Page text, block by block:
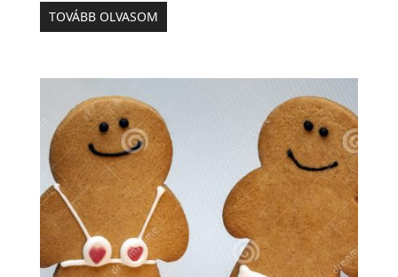
TOVÁBB OLVASOM